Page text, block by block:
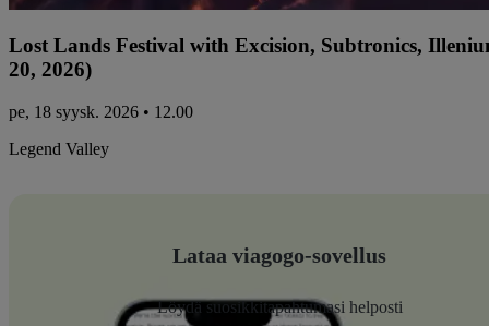
Lost Lands Festival with Excision, Subtronics,
20, 2026)
pe, 18 syysk. 2026 • 12.00
Legend Valley
Lataa viagogo-sovellus
Löydä suosikkitapahtumasi helposti